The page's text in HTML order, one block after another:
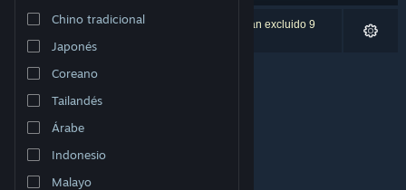
Cambiar idioma
Obtener la aplicación de Steam Mobile
Ver versión clásica
Chino tradicional
Japonés
Coreano
Tailandés
Árabe
Indonesio
Malayo
0 resultado(s) coinciden con la búsqueda. Se han excluido 9
títulos según tus preferencias.